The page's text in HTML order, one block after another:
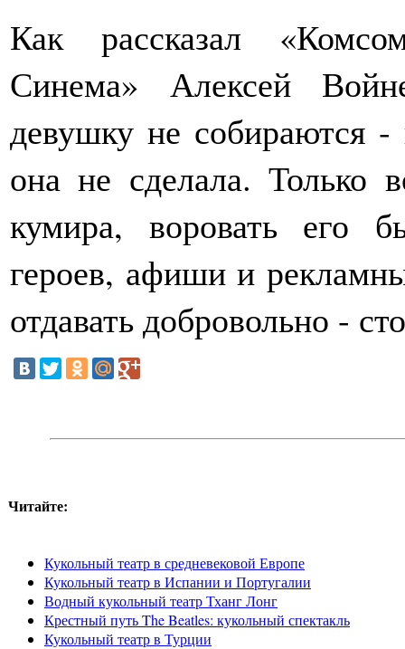
Как рассказал
Синема» Алексей
девушку не собираются -
она не сделала. Только
кумира, воровать его
героев, афиши и
отдавать добровольно -
Читайте:
Кукольный театр в средневековой Европе
Кукольный театр в Испании и Португалии
Водный кукольный театр Тханг Лонг
Крестный путь The Beatles: кукольный спектакль
Кукольный театр в Турции